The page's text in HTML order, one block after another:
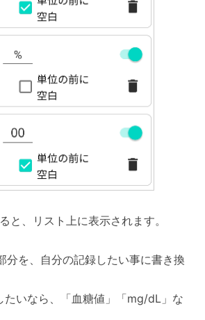
と、リスト上に表示されます。
分を、自分の記録したい事に書き換
たいなら、「血糖値」「mg/dL」な